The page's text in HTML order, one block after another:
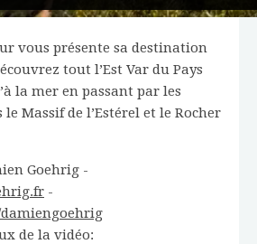
vous présente sa destination
tout l’Est Var du Pays
la mer en passant par les
Massif de l’Estérel et le Rocher
Goehrig -
-
de la vidéo: